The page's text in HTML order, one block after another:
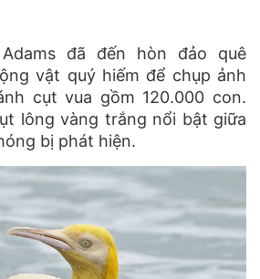
đã đến hòn đảo quê
vật quý hiếm để chụp ảnh
cụt vua gồm 120.000 con.
lông vàng trắng nổi bật giữa
bị phát hiện.